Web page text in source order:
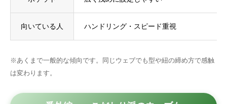
向いている人 ハンドリング・スピード重視
※あくまで一般的な傾向です。同じウェブでも型や紐の締め方で感触
は変わります。